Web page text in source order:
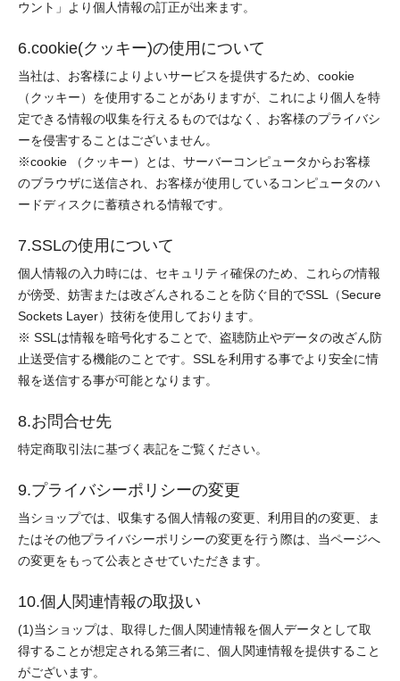
ウント」より個人情報の訂正が出来ます。
6.cookie(クッキー)の使用について
当社は、お客様によりよいサービスを提供するため、cookie
（クッキー）を使用することがありますが、これにより個人を特
定できる情報の収集を行えるものではなく、お客様のプライバシ
ーを侵害することはございません。
※cookie （クッキー）とは、サーバーコンピュータからお客様
のブラウザに送信され、お客様が使用しているコンピュータのハ
ードディスクに蓄積される情報です。
7.SSLの使用について
個人情報の入力時には、セキュリティ確保のため、これらの情報
が傍受、妨害または改ざんされることを防ぐ目的でSSL（Secure
Sockets Layer）技術を使用しております。
※ SSLは情報を暗号化することで、盗聴防止やデータの改ざん防
止送受信する機能のことです。SSLを利用する事でより安全に情
報を送信する事が可能となります。
8.お問合せ先
特定商取引法に基づく表記をご覧ください。
9.プライバシーポリシーの変更
当ショップでは、収集する個人情報の変更、利用目的の変更、ま
たはその他プライバシーポリシーの変更を行う際は、当ページへ
の変更をもって公表とさせていただきます。
10.個人関連情報の取扱い
(1)当ショップは、取得した個人関連情報を個人データとして取
得することが想定される第三者に、個人関連情報を提供すること
がございます。